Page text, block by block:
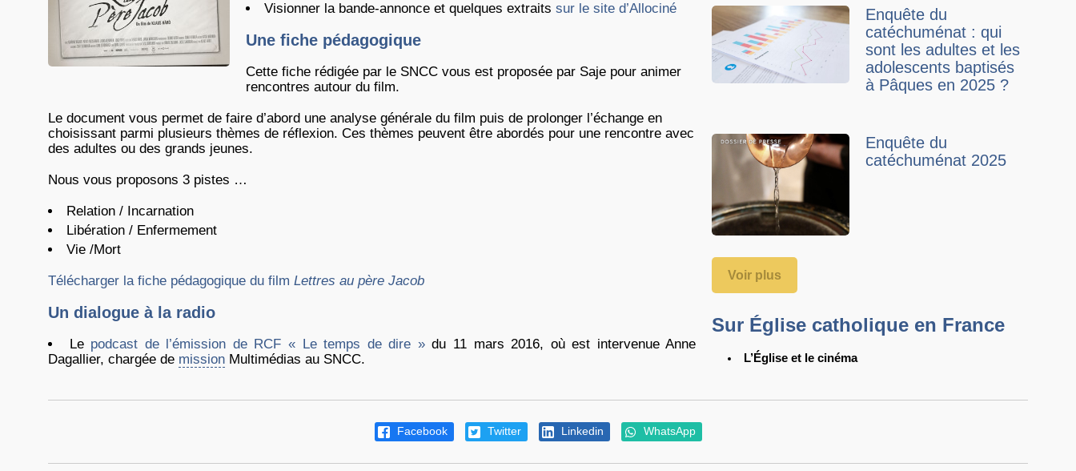
Visionner la bande-annonce et quelques extraits sur le site d’Allociné
Une fiche pédagogique
Cette fiche rédigée par le SNCC vous est proposée par Saje pour animer
rencontres autour du film.
Le document vous permet de faire d’abord une analyse générale du film puis de prolonger l’échange en
choisissant parmi plusieurs thèmes de réflexion. Ces thèmes peuvent être abordés pour une rencontre avec
des adultes ou des grands jeunes.
Nous vous proposons 3 pistes …
Relation / Incarnation
Libération / Enfermement
Vie /Mort
Télécharger la fiche pédagogique du film Lettres au père Jacob
Un dialogue à la radio
Le podcast de l’émission de RCF « Le temps de dire »du 11 mars 2016, où est intervenue Anne
Dagallier, chargée de mission Multimédias au SNCC.
Enquête du
catéchuménat : qui
sont les adultes et les
adolescents baptisés
à Pâques en 2025 ?
Enquête du
catéchuménat 2025
Voir plus
Sur Église catholique en France
L’Église et le cinéma
Facebook Twitter Linkedin WhatsApp